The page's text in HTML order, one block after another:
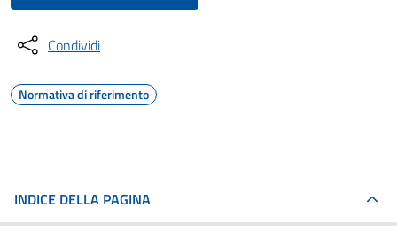
Condividi
Normativa di riferimento
INDICE DELLA PAGINA